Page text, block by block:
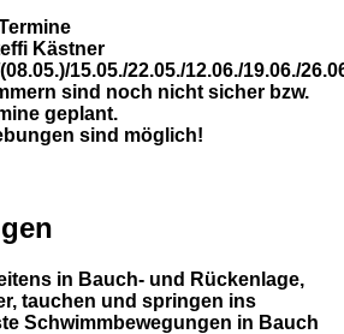
Kästner
15.05./22.05./12.06./19.06./
sind noch nicht sicher bzw.
geplant.
sind möglich!
in Bauch- und Rückenlage,
tauchen und springen ins
Schwimmbewegungen in Bauch